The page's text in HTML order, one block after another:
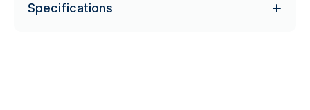
Specifications